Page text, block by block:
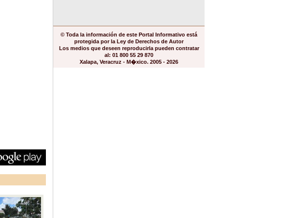
© Toda la información de este Portal Informativo está
protegida por la Ley de Derechos de Autor
Los medios que deseen reproducirla pueden contratar
al: 01 800 55 29 870
Xalapa, Veracruz - M�xico. 2005 - 2026